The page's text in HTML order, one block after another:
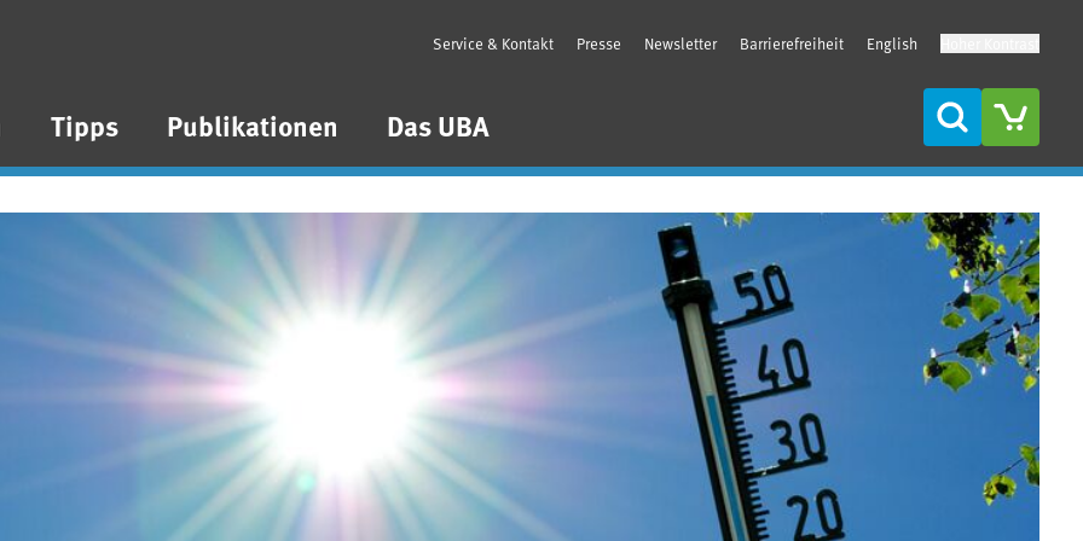
Tipps Publikationen Das UBA
Service & Kontakt Presse Newsletter Barrierefreiheit English
Suche